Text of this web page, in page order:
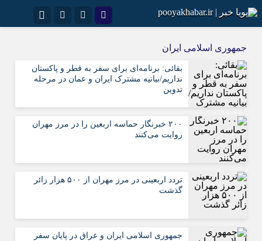
سروش
آپارات اپلیکیشن رمز عبور
مرا به خاطر بسپار
جمهوری اسلامی ایران
بقائی: برنامه‌ای برای سفر به قطر و پاکستان
نداریم/بیانیه مشترک ایران و عمان در مرحله
تدوین
۲۰۰ خبرنگار حماسه اربعین را در مرز مهران
روایت می‌کنند
تردد اربعینی در مرز مهران از ۵۰۰ هزار زائر
گذشت
جمهوری اسلامی ایران و عراق در پایان سفر